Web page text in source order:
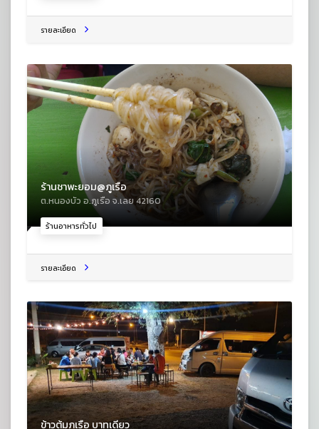
รายละเอียด
ร้านอาหารทั่วไป
ร้านชาพะยอม@ภูเรือ
ต.หนองบัว อ.ภูเรือ จ.เลย 42160
รายละเอียด
ข้าวต้มภูเรือ บาทเดียว